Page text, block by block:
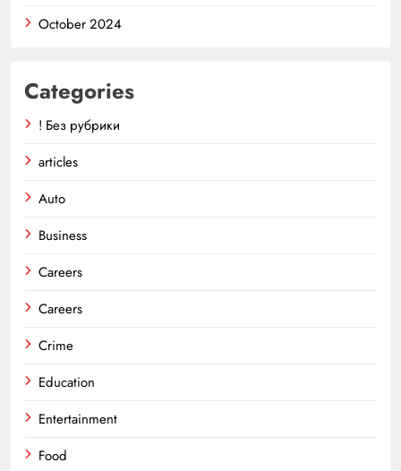
October 2024
Categories
! Без рубрики
articles
Auto
Business
Careers
Careers
Crime
Education
Entertainment
Food